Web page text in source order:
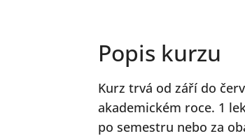
Popis kurzu
Kurz trvá od září do
akademickém roce. 1
po semestru nebo za